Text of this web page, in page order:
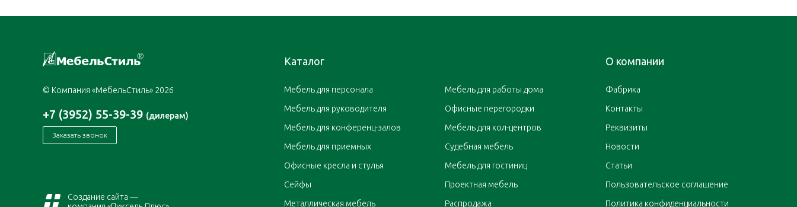
© Компания «МебельСтиль» 2026
+7 (3952) 55-39-39 (дилерам)
Заказать звонок
Создание сайта —
Каталог
Мебель для персонала
Мебель для руководителя
Мебель для конференц-залов
Мебель для приемных
Офисные кресла и стулья
Сейфы
Металлическая мебель
Мебель для работы дома
Офисные перегородки
Мебель для кол-центров
Судебная мебель
Мебель для гостиниц
Проектная мебель
Распродажа
О компании
Фабрика
Контакты
Реквизиты
Новости
Статьи
Пользовательское соглашение
Политика конфиденциальности